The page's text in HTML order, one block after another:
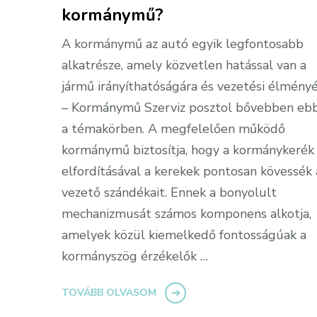
kormánymű?
A kormánymű az autó egyik legfontosabb
alkatrésze, amely közvetlen hatással van a
jármű irányíthatóságára és vezetési
– Kormánymű Szerviz posztol bővebben
a témakörben. A megfelelően működő
kormánymű biztosítja, hogy a kormánykerék
elfordításával a kerekek pontosan kövessék
vezető szándékait. Ennek a bonyolult
mechanizmusát számos komponens alkotja,
amelyek közül kiemelkedő fontosságúak a
kormányszög érzékelők …
TOVÁBB OLVASOM